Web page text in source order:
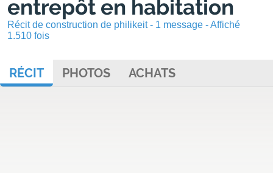
entrepôt en habitation
Récit de construction de philikeit - 1 message - Affiché
1.510 fois
RÉCIT PHOTOS ACHATS